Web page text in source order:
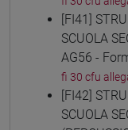
[FI41]
SCUOLA
AG56 -
fi 30 cfu
[FI42]
SCUOLA